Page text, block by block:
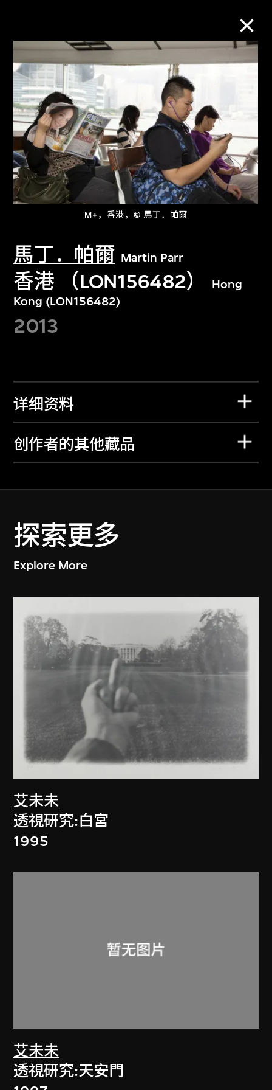
M+，香港，© 馬丁．帕爾
馬丁．帕爾 Martin Parr
香港 （LON156482）
Hong
Kong (LON156482)
2013
详细资料
创作者的其他藏品
探索更多
Explore More
艾未未
透視研究:白宮
1995
艾未未
透視研究:天安門
M+藏品
进一步筛选
关于M+藏品
文化藏品。